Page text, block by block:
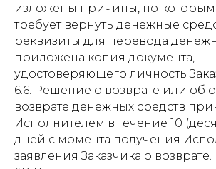
изложены причины, по которым
требует вернуть денежные
реквизиты для перевода
приложена копия документа,
удостоверяющего личность
6.6. Решение о возврате или об
возврате денежных средств
Исполнителем в течение 10
дней с момента получения
заявления Заказчика о возврате.